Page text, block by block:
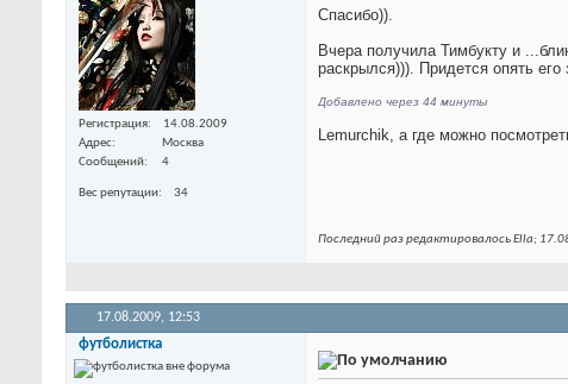
Регистрация
14.08.2009
Адрес
Москва
Сообщений
4
Вес репутации 34
Спасибо)).
Вчера получила Тимбукту и
раскрылся))). Придется опять его
Добавлено через 44 минуты
Lemurchik, а где можно
Последний раз редактировалось Ella;
17.08.2009, 12:53
футболистка